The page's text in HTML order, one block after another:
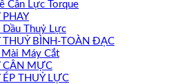
Cân Lực Torque
PHAY
Dầu Thuỷ Lực
THUỶ BÌNH-TOÀN ĐẠC
Mài Máy Cắt
CÂN MỰC
ÉP THUỶ LỰC